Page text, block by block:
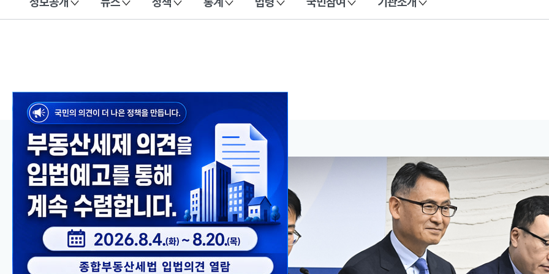
이 누리집은 대한민국 공식 전자정부 누리집입니다.
메인 콘텐츠